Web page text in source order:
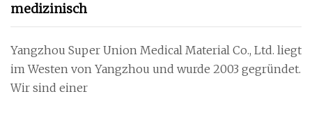
medizinisch
Yangzhou Super Union Medical Material Co., Ltd. liegt
im Westen von Yangzhou und wurde 2003 gegründet.
Wir sind einer